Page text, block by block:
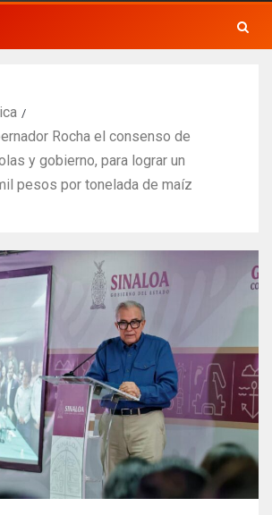
Rocha el consenso de
y gobierno, para lograr un
pesos por tonelada de maíz